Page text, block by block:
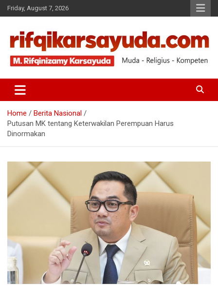
Friday, August 7, 2026
RIFQI KARSAYUDA
Home
Berita Nasional
Putusan MK tentang Keterwakilan Perempuan Harus
Dinormakan